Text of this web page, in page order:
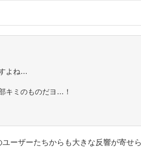
よね…
キミのものだヨ…！
ーザーたちからも大きな反響が寄せ